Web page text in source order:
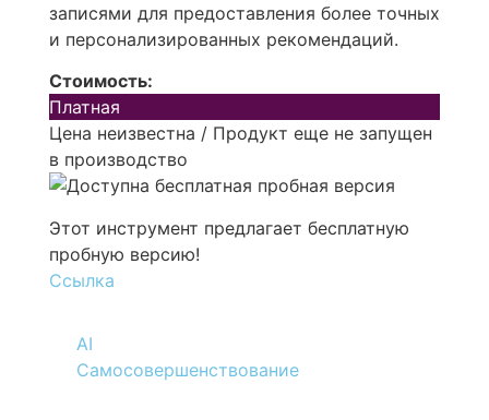
записями для предоставления более точных
и персонализированных рекомендаций.
Стоимость:
Платная
Цена неизвестна / Продукт еще не запущен
в производство
Этот инструмент предлагает бесплатную
пробную версию!
Ссылка
AI
Самосовершенствование